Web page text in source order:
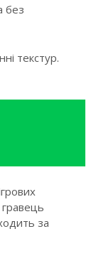
без
текстур.
за